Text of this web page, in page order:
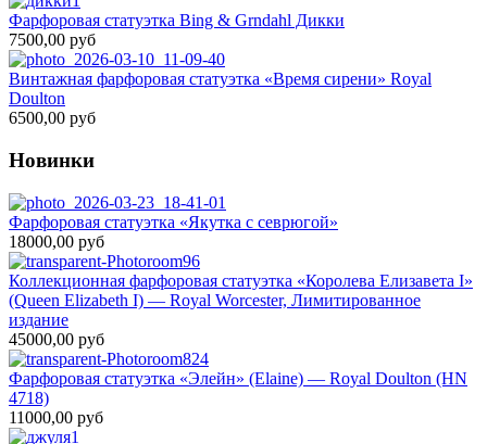
Фарфоровая статуэтка Bing & Grndahl Дикки
7500,00 руб
Винтажная фарфоровая статуэтка «Время сирени» Royal
Doulton
6500,00 руб
Новинки
Фарфоровая статуэтка «Якутка с севрюгой»
18000,00 руб
Коллекционная фарфоровая статуэтка «Королева Елизавета I»
(Queen Elizabeth I) — Royal Worcester, Лимитированное
издание
45000,00 руб
Фарфоровая статуэтка «Элейн» (Elaine) — Royal Doulton (HN
4718)
11000,00 руб